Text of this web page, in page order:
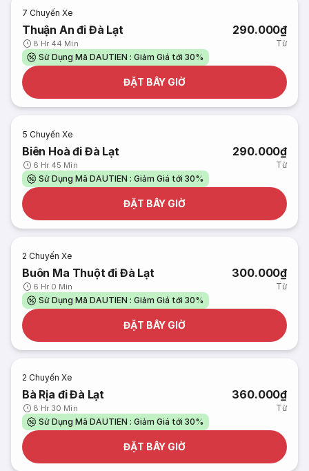
7 Chuyến Xe
Thuận An đi Đà Lạt
8 Hr 44 Min
290.000₫
Từ
Sử Dụng Mã DAUTIEN : Giảm Giá tới 30%
ĐẶT BÂY GIỜ
5 Chuyến Xe
Biên Hoà đi Đà Lạt
6 Hr 45 Min
290.000₫
Từ
Sử Dụng Mã DAUTIEN : Giảm Giá tới 30%
ĐẶT BÂY GIỜ
2 Chuyến Xe
Buôn Ma Thuột đi Đà Lạt
6 Hr 0 Min
300.000₫
Từ
Sử Dụng Mã DAUTIEN : Giảm Giá tới 30%
ĐẶT BÂY GIỜ
2 Chuyến Xe
Bà Rịa đi Đà Lạt
8 Hr 30 Min
360.000₫
Từ
Sử Dụng Mã DAUTIEN : Giảm Giá tới 30%
ĐẶT BÂY GIỜ